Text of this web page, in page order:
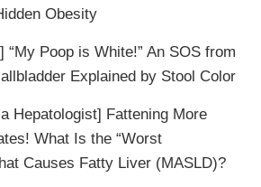
Obesity
“My Poop is White!” An SOS from
Explained by Stool Color
Hepatologist] Fattening More
What Is the “Worst
Causes Fatty Liver (MASLD)?